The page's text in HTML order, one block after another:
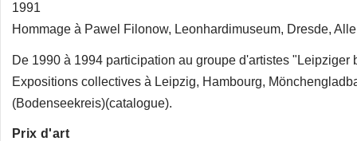
1991
Hommage à Pawel Filonow, Leonhardimuseum, Dresde,
De 1990 à 1994 participation au groupe d'artistes "Leipziger
Expositions collectives à Leipzig, Hambourg,
(Bodenseekreis)(catalogue).
Prix d'art